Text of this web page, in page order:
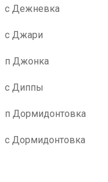
с Дежневка
с Джари
п Джонка
с Диппы
п Дормидонтовка
с Дормидонтовка